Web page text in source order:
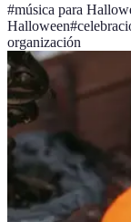
#música para
Halloween#
organización